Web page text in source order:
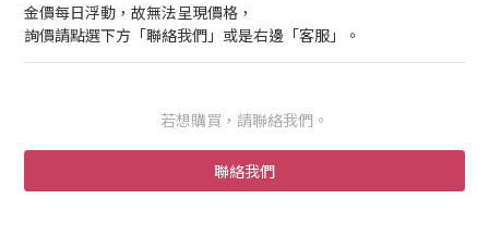
金價每日浮動，故無法呈現價格，
詢價請點選下方「聯絡我們」或是右邊「客服」。
若想購買，請聯絡我們。
聯絡我們